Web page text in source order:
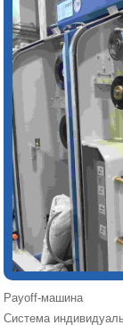
Payoff-машина
Система